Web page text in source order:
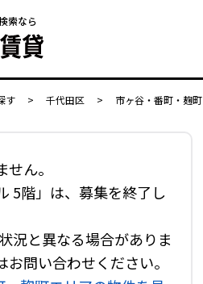
索なら
す > 千代田区 > 市ヶ谷・番町・麹町
ん。
5階」は、募集を終了し
況と異なる場合がありま
お問い合わせください。